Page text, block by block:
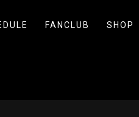
FANCLUB SHOP